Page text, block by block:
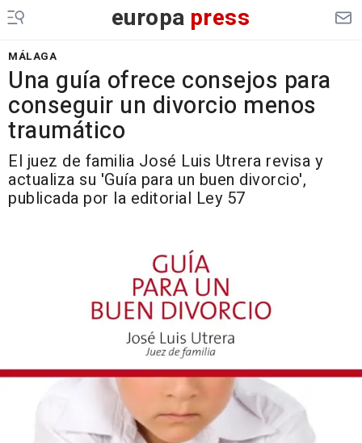
europa press
MÁLAGA
Una guía ofrece consejos para
conseguir un divorcio menos
traumático
El juez de familia José Luis Utrera revisa y
actualiza su 'Guía para un buen divorcio',
publicada por la editorial Ley 57